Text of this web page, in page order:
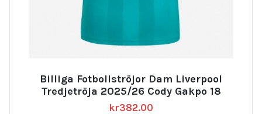
Billiga Fotbollströjor Dam Liverpool
Tredjetröja 2025/26 Cody Gakpo 18
kr382.00